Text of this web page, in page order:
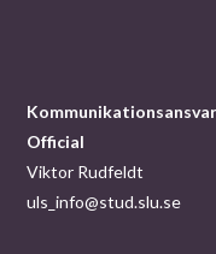
Official
Viktor Rudfeldt
uls_info@stud.slu.se